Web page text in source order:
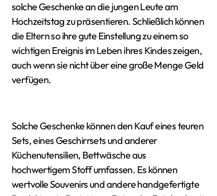
solche Geschenke an die jungen Leute am
Hochzeitstag zu präsentieren. Schließlich können
die Eltern so ihre gute Einstellung zu einem so
wichtigen Ereignis im Leben ihres Kindes zeigen,
auch wenn sie nicht über eine große Menge Geld
verfügen.
Solche Geschenke können den Kauf eines teuren
Sets, eines Geschirrsets und anderer
Küchenutensilien, Bettwäsche aus
hochwertigem Stoff umfassen. Es können
wertvolle Souvenirs und andere handgefertigte